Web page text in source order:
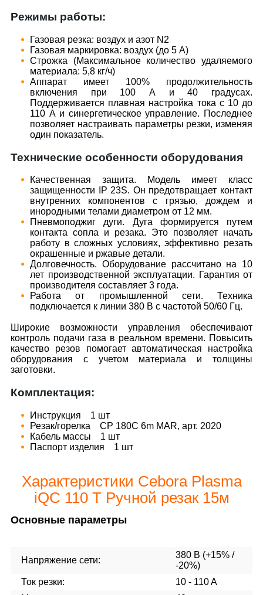
Режимы работы:
Газовая резка: воздух и азот N2
Газовая маркировка: воздух (до 5 А)
Строжка (Максимальное количество удаляемого
материала: 5,8 кг/ч)
Аппарат имеет 100% продолжительность
включения при 100 А и 40 градусах.
Поддерживается плавная настройка тока с 10 до
110 А и синергетическое управление. Последнее
позволяет настраивать параметры резки, изменяя
один показатель.
Технические особенности оборудования
Качественная защита. Модель имеет класс
защищенности IP 23S. Он предотвращает контакт
внутренних компонентов с грязью, дождем и
инородными телами диаметром от 12 мм.
Пневмоподжиг дуги. Дуга формируется путем
контакта сопла и резака. Это позволяет начать
работу в сложных условиях, эффективно резать
окрашенные и ржавые детали.
Долговечность. Оборудование рассчитано на 10
лет производственной эксплуатации. Гарантия от
производителя составляет 3 года.
Работа от промышленной сети. Техника
подключается к линии 380 В с частотой 50/60 Гц.
Широкие возможности управления обеспечивают
контроль подачи газа в реальном времени. Повысить
качество резов помогает автоматическая настройка
оборудования с учетом материала и толщины
заготовки.
Комплектация:
Инструкция 1 шт
Резак/горелка CP 180C 6m MAR, арт. 2020
Кабель массы 1 шт
Паспорт изделия 1 шт
Характеристики Cebora Plasma
iQC 110 T Ручной резак 15м
Основные параметры
Напряжение сети:
380 В (+15% /
-20%)
Ток резки:
10 - 110 A